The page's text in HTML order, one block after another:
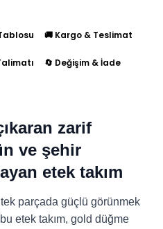
🚚 Kargo & Teslimat
🔄 Değişim & İade
zarif
ve şehir
etek takım
parçada güçlü görünmek
etek takım, gold düğme